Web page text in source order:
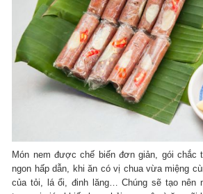
Món nem được chế biến đơn giản, gói chắc
ngon hấp dẫn, khi ăn có vị chua vừa miệng
của tỏi, lá ổi, đinh lăng… Chúng sẽ tạo nên